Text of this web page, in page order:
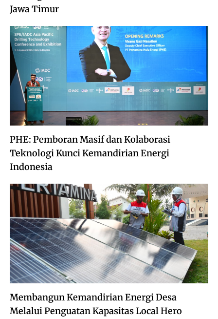
Jawa Timur
PHE: Pemboran Masif dan Kolaborasi
Teknologi Kunci Kemandirian Energi
Indonesia
Membangun Kemandirian Energi Desa
Melalui Penguatan Kapasitas Local Hero